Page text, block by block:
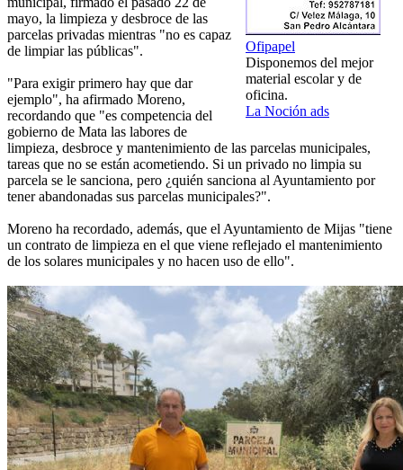
Ofipapel
Disponemos del mejor
material escolar y de
oficina.
La Noción ads
mayo, la limpieza y desbroce de las
parcelas privadas mientras "no es capaz
de limpiar las públicas".
"Para exigir primero hay que dar
ejemplo", ha afirmado Moreno,
recordando que "es competencia del
gobierno de Mata las labores de
limpieza, desbroce y mantenimiento de las parcelas municipales,
tareas que no se están acometiendo. Si un privado no limpia su
parcela se le sanciona, pero ¿quién sanciona al Ayuntamiento por
tener abandonadas sus parcelas municipales?".
Moreno ha recordado, además, que el Ayuntamiento de Mijas "tiene
un contrato de limpieza en el que viene reflejado el mantenimiento
de los solares municipales y no hacen uso de ello".